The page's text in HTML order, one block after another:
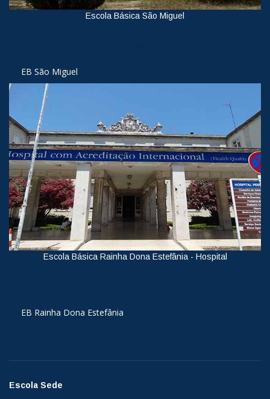
Escola Básica São Miguel
EB São Miguel
Escola Básica Rainha Dona Estefânia - Hospital
EB Rainha Dona Estefânia
Escola Sede